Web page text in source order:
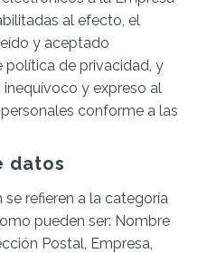
al efecto, el
y aceptado
política de privacidad, y
y expreso al
conforme a las
datos
refieren a la categoría
pueden ser: Nombre
Postal, Empresa,